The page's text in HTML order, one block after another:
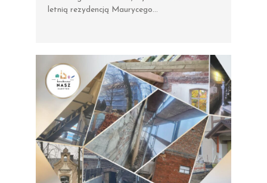
letnią rezydencją Maurycego…